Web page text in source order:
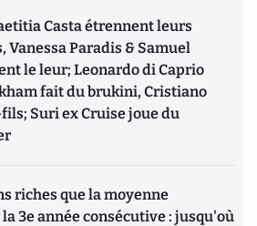
Casta étrennent leurs
Vanessa Paradis & Samuel
le leur; Leonardo di Caprio
fait du brukini, Cristiano
Suri ex Cruise joue du
riches que la moyenne
3e année consécutive : jusqu'où